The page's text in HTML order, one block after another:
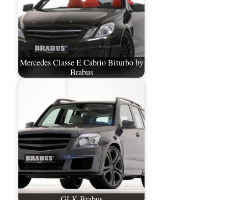
Mercedes Classe E Cabrio Biturbo by
Brabus